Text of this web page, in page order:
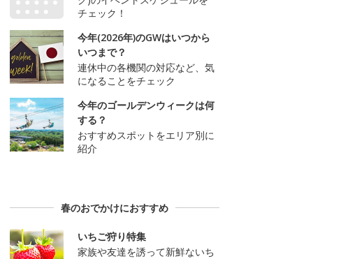
チェック！
今年(2026年)のGWはいつから
いつまで？
連休中の各機関の対応など、気
になることをチェック
今年のゴールデンウィークは何
する？
おすすめスポットをエリア別に
紹介
春のおでかけにおすすめ
いちご狩り特集
家族や友達を誘って新鮮ないち